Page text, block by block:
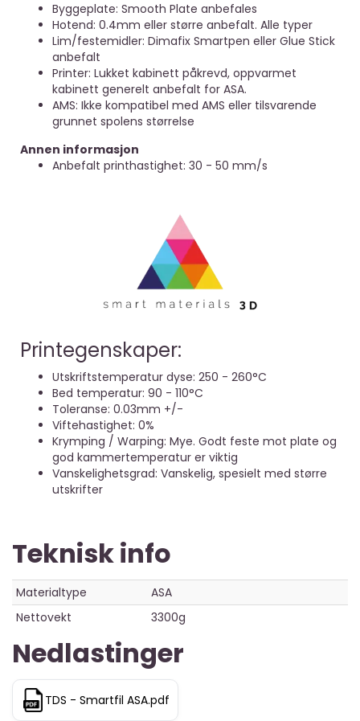
Byggeplate: Smooth Plate anbefales
Hotend: 0.4mm eller større anbefalt. Alle typer
Lim/festemidler: Dimafix Smartpen eller Glue Stick
anbefalt
Printer: Lukket kabinett påkrevd, oppvarmet
kabinett generelt anbefalt for ASA.
AMS: Ikke kompatibel med AMS eller tilsvarende
grunnet spolens størrelse
Annen informasjon
Anbefalt printhastighet: 30 - 50 mm/s
Printegenskaper:
Utskriftstemperatur dyse: 250 - 260°C
Bed temperatur: 90 - 110°C
Toleranse: 0.03mm +/-
Viftehastighet: 0%
Krymping / Warping: Mye. Godt feste mot plate og
god kammertemperatur er viktig
Vanskelighetsgrad: Vanskelig, spesielt med større
utskrifter
Teknisk info
Materialtype
ASA
Nettovekt
3300g
Nedlastinger
TDS - Smartfil ASA.pdf